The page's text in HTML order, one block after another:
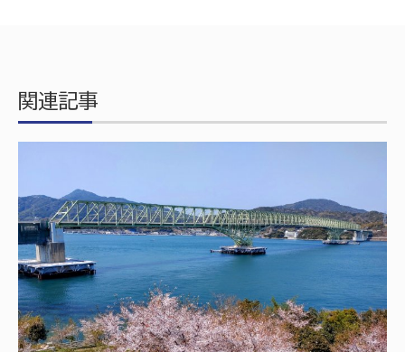
関連記事